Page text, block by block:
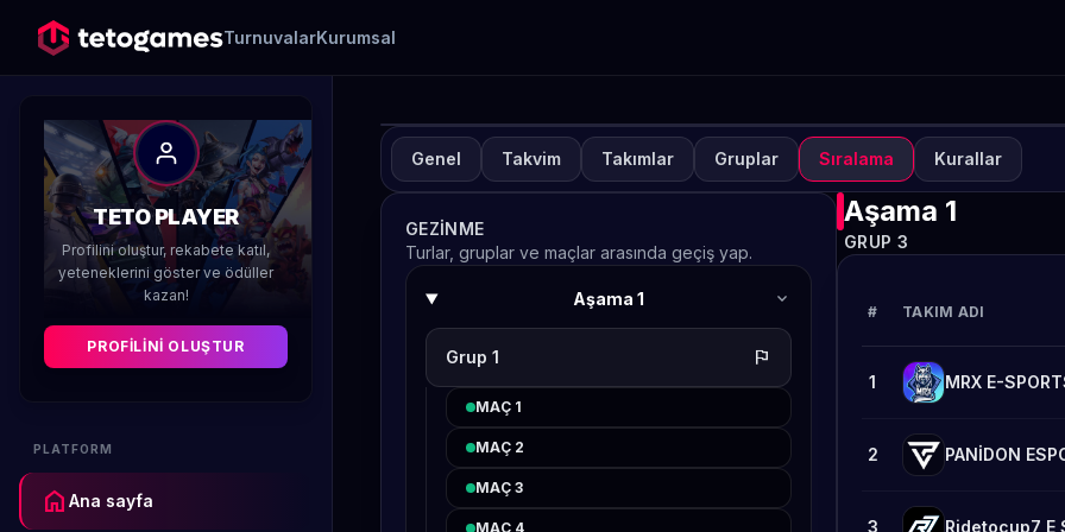
TurnuvalarKurumsal
TETO PLAYER
Profilini oluştur, rekabete katıl,
yeteneklerini göster ve ödüller
kazan!
PROFILINI OLUŞTUR
PLATFORM
home Ana sayfa
TURNUVA KAPALI
Always-ON PUBG MOBILE
Hafta 2
Düzenleyen TETO
Genel Takvim Takımlar Gruplar Sıralama Kurallar
GEZINME
Turlar, gruplar ve maçlar arasında geçiş yap.
Aşama 1 expand_more
Grup 1 flag
MAÇ 1
MAÇ 2
MAÇ 3
MAÇ 4
Aşama 1
GRUP 3
# TAKIM ADI
1 MRX E-
2 PANİDON
3 Ridetocup7 E